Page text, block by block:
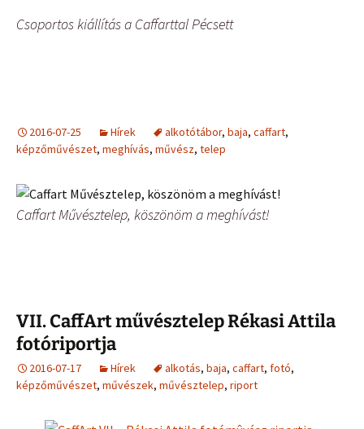
Csoportos kiállítás a Caffarttal Pécsett
2016-07-25 Hírek alkotótábor, baja, caffart,
képzőművészet, meghívás, művész, telep
Caffart Művésztelep, köszönöm a meghívást!
VII. CaffArt művésztelep Rékasi Attila
fotóriportja
2016-07-17 Hírek alkotás, baja, caffart, fotó,
képzőművészet, művészek, művésztelep, riport